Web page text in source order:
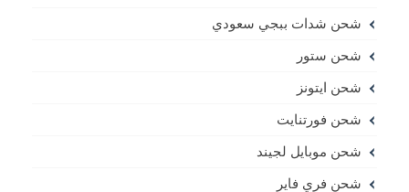
شحن شدات ببجي سعودي
شحن ستور
شحن ايتونز
شحن فورتنايت
شحن موبايل لجيند
شحن فري فاير